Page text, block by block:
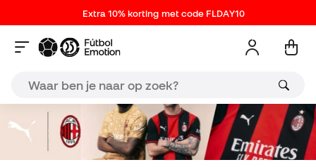
Extra 10% korting met code FLDAY10